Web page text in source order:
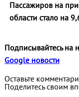
Пассажиров на
области стало на
Подписывайтесь на
Google новости
Оставьте
Поделитесь своим